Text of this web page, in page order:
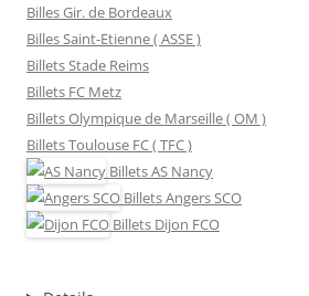
Billes Gir. de Bordeaux
Billes Saint-Etienne ( ASSE )
Billets Stade Reims
Billets FC Metz
Billets Olympique de Marseille ( OM )
Billets Toulouse FC ( TFC )
BilletsAS Nancy
BilletsAngers SCO
Billets Dijon FCO